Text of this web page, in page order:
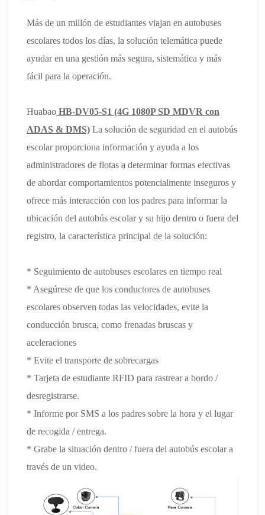
Más de un millón de estudiantes viajan en autobuses
escolares todos los días, la solución telemática puede
ayudar en una gestión más segura, sistemática y más
fácil para la operación.
Huabao HB-DV05-S1 (4G 1080P SD MDVR con
ADAS & DMS) La solución de seguridad en el autobús
escolar proporciona información y ayuda a los
administradores de flotas a determinar formas efectivas
de abordar comportamientos potencialmente inseguros y
ofrece más interacción con los padres para informar la
ubicación del autobús escolar y su hijo dentro o fuera del
registro, la característica principal de la solución:
* Seguimiento de autobuses escolares en tiempo real
* Asegúrese de que los conductores de autobuses
escolares observen todas las velocidades, evite la
conducción brusca, como frenadas bruscas y
aceleraciones
* Evite el transporte de sobrecargas
* Tarjeta de estudiante RFID para rastrear a bordo /
desregistrarse.
* Informe por SMS a los padres sobre la hora y el lugar
de recogida / entrega.
* Grabe la situación dentro / fuera del autobús escolar a
través de un video.